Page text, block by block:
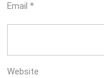
Email *
Website